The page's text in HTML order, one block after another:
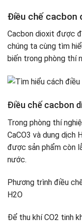
Điều chế cacbon
Cacbon dioxit được
chúng ta cùng tìm
biến trong phòng thí
Điều chế cacbon
Trong phòng thí
CaCO3 và dung dịch
được sản phẩm còn
nước.
Phương trình điều
H2O
Để thu khí CO2 tinh